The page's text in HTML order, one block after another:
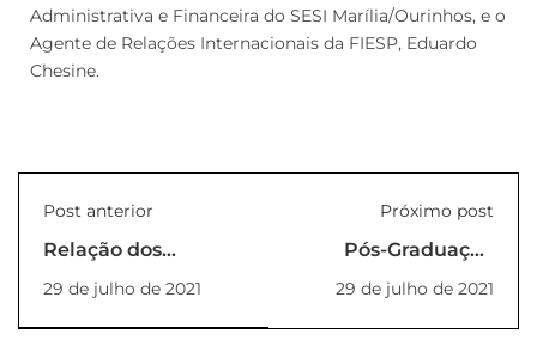
Administrativa e Financeira do SESI Marília/Ourinhos, e o
Agente de Relações Internacionais da FIESP, Eduardo
Chesine.
Post anterior
Relação dos
Projetos Aprovados
PIC 2021/2022
29 de julho de 2021
Próximo post
Pós-Graduação
divulga resultado
do Concurso de
Bolsas
29 de julho de 2021